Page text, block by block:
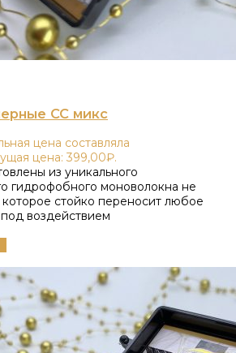
СС микс
цена составляла
цена: 399,00₽.
из уникального
гидрофобного моноволокна не
стойко переносит любое
воздействием